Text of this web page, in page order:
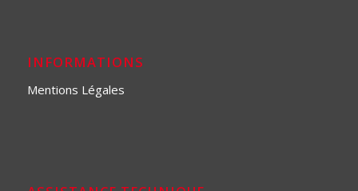
INFORMATIONS
Mentions Légales